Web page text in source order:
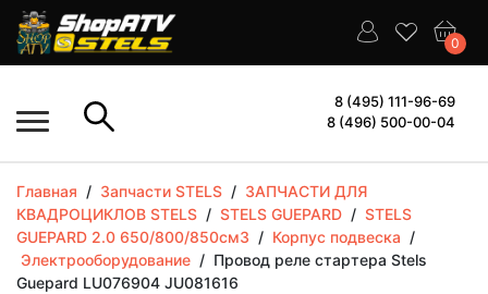
0
8 (495) 111-96-69
8 (496) 500-00-04
Главная / Запчасти STELS / ЗАПЧАСТИ ДЛЯ
КВАДРОЦИКЛОВ STELS / STELS GUEPARD / STELS
GUEPARD 2.0 650/800/850см3 / Корпус подвеска /
Электрооборудование / Провод реле стартера Stels
Guepard LU076904 JU081616